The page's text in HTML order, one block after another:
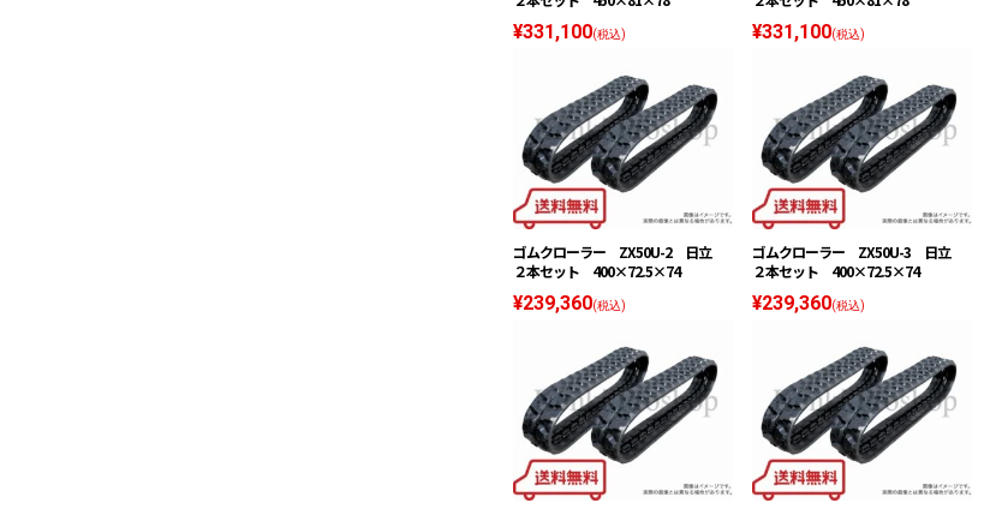
¥331,100(税込) ¥331,100(税込)
ゴムクローラー ZX50U-2 日立
２本セット 400×72.5×74
¥239,360(税込)
ゴムクローラー ZX50U-3 日立
２本セット 400×72.5×74
¥239,360(税込)